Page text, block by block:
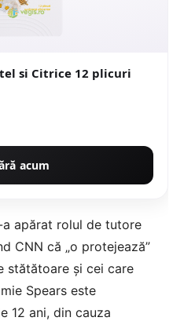
si Citrice 12 plicuri
acum
apărat rolul de tutore
CNN că „o protejează”
stătătoare și cei care
Spears este
12 ani, din cauza